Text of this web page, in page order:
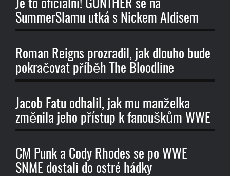
Je to oficiální! GUNTHER se na
SummerSlamu utká s Nickem Aldisem
Roman Reigns prozradil, jak dlouho bude
pokračovat příběh The Bloodline
Jacob Fatu odhalil, jak mu manželka
změnila jeho přístup k fanouškům WWE
CM Punk a Cody Rhodes se po WWE
SNME dostali do ostré hádky